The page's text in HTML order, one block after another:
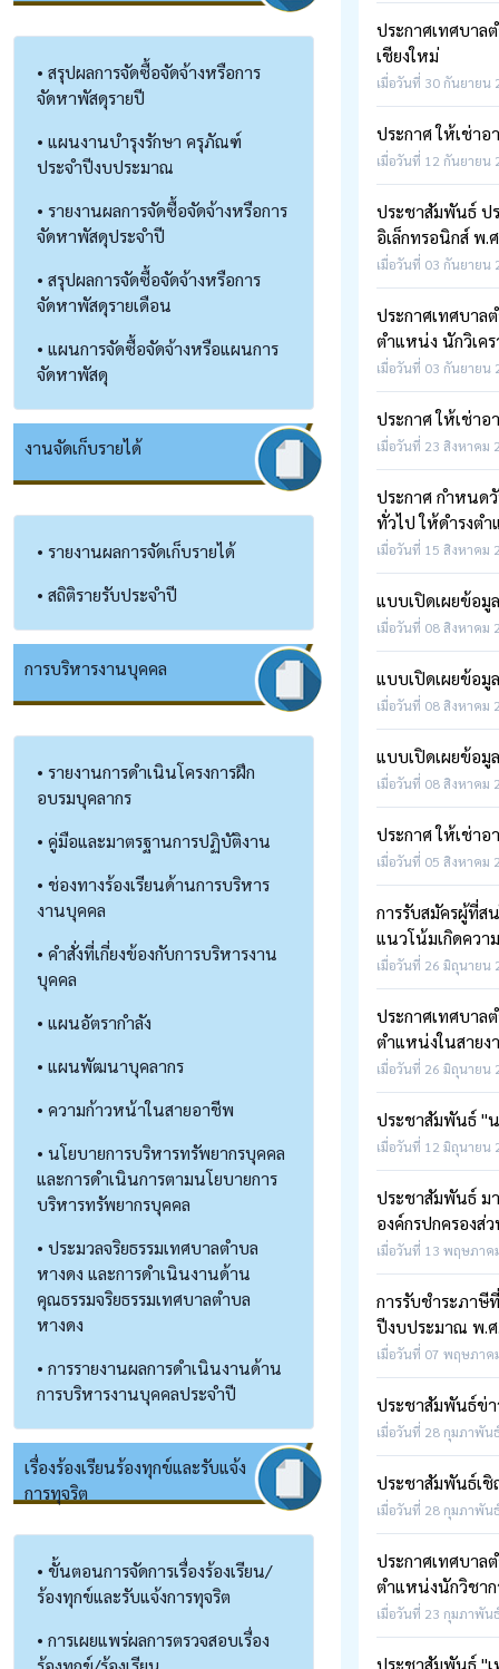
• สรุปผลการจัดซื้อจัดจ้างหรือการ
จัดหาพัสดุรายปี
• แผนงานบำรุงรักษา ครุภัณฑ์
ประจำปีงบประมาณ
• รายงานผลการจัดซื้อจัดจ้างหรือการ
จัดหาพัสดุประจำปี
• สรุปผลการจัดซื้อจัดจ้างหรือการ
จัดหาพัสดุรายเดือน
• แผนการจัดซื้อจัดจ้างหรือแผนการ
จัดหาพัสดุ
งานจัดเก็บรายได้
• รายงานผลการจัดเก็บรายได้
• สถิติรายรับประจำปี
การบริหารงานบุคคล
• รายงานการดำเนินโครงการฝึก
อบรมบุคลากร
• คู่มือและมาตรฐานการปฏิบัติงาน
• ช่องทางร้องเรียนด้านการบริหาร
งานบุคคล
• คำสั่งที่เกี่ยงข้องกับการบริหารงาน
บุคคล
• แผนอัตรากำลัง
• แผนพัฒนาบุคลากร
• ความก้าวหน้าในสายอาชีพ
• นโยบายการบริหารทรัพยากรบุคคล
และการดำเนินการตามนโยบายการ
บริหารทรัพยากรบุคคล
• ประมวลจริยธรรมเทศบาลตำบล
หางดง และการดำเนินงานด้าน
คุณธรรมจริยธรรมเทศบาลตำบล
หางดง
• การรายงานผลการดำเนินงานด้าน
การบริหารงานบุคคลประจำปี
เรื่องร้องเรียนร้องทุกข์และรับแจ้ง
การทุจริต
• ขั้นตอนการจัดการเรื่องร้องเรียน/
ร้องทุกข์และรับแจ้งการทุจริต
• การเผยแพร่ผลการตรวจสอบเรื่อง
ประกาศเทศบาล
เชียงใหม่
เมื่อวันที่ 30 กันยายน
ประกาศ ให้เช่า
เมื่อวันที่ 12 กันยายน
ประชาสัมพันธ์ ป
อิเล็กทรอนิกส์ พ.
เมื่อวันที่ 03 กันยายน
ประกาศเทศบาล
ตำแหน่ง นักวิเค
เมื่อวันที่ 03 กันยายน
ประกาศ ให้เช่า
เมื่อวันที่ 23 สิงหาคม
ประกาศ กำหนด
ทั่วไป ให้ดำรงต
เมื่อวันที่ 15 สิงหาคม
แบบเปิดเผยข้อมู
เมื่อวันที่ 08 สิงหาคม
แบบเปิดเผยข้อมู
เมื่อวันที่ 08 สิงหาคม
แบบเปิดเผยข้อมู
เมื่อวันที่ 08 สิงหาคม
ประกาศ ให้เช่า
เมื่อวันที่ 05 สิงหาคม
การรับสมัครผู้ที่ส
แนวโน้มเกิดควา
เมื่อวันที่ 26 มิถุนายน
ประกาศเทศบาล
ตำแหน่งในสายง
เมื่อวันที่ 26 มิถุนายน
ประชาสัมพันธ์ "น
เมื่อวันที่ 12 มิถุนายน
ประชาสัมพันธ์ ม
องค์กรปกครองส่
เมื่อวันที่ 13 พฤษภาค
การรับชำระภาษี
ปีงบประมาณ พ.
เมื่อวันที่ 07 พฤษภาค
ประชาสัมพันธ์ข่า
เมื่อวันที่ 28 กุมภาพัน
ประชาสัมพันธ์เ
เมื่อวันที่ 28 กุมภาพัน
ประกาศเทศบาล
ตำแหน่งนักวิชา
เมื่อวันที่ 23 กุมภาพัน
ประชาสัมพันธ์ "เ